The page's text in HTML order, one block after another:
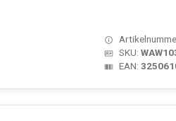
SKU:
EAN: